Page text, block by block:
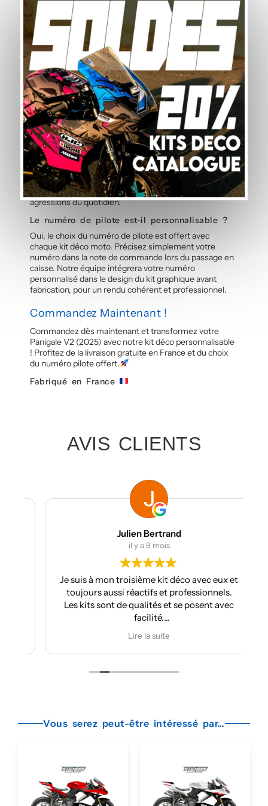
?
Oui, ce kit de stickers moto est livré prédécoupé et prêt
à poser. L’adhésif calandré permet une application sans
bulle et sans eau, même sans expérience préalable de
pose d’autocollants. Une notice détaillée accompagne
chaque kit graphique, et notre guide en ligne vous
accompagne pas à pas. Comptez environ 1h30 à 2h
pour poser l’ensemble du kit déco sur votre moto.
Quelle est la durabilité des stickers face aux
intempéries ?
Le vinyle polymère utilisé pour ce kit déco moto est
spécifiquement conçu pour résister aux UV, à la pluie, à
la chaleur et aux projections de route. Les couleurs
restent fidèles et éclatantes saison après saison, même
après des milliers de kilomètres. La résistance aux
micro-rayures protège également vos autocollants des
agressions du quotidien.
Le numéro de pilote est-il personnalisable ?
Oui, le choix du numéro de pilote est offert avec
chaque kit déco moto. Précisez simplement votre
numéro dans la note de commande lors du passage en
caisse. Notre équipe intégrera votre numéro
personnalisé dans le design du kit graphique avant
fabrication, pour un rendu cohérent et professionnel.
Commandez Maintenant !
Commandez dès maintenant et transformez votre
Panigale V2 (2025) avec notre kit déco personnalisable
! Profitez de la livraison gratuite en France et du choix
du numéro pilote offert.
Fabriqué en France
AVIS CLIENTS
Julien Bertrand
il y a 9 mois
Je suis à mon troisième kit déco avec eux et
toujours aussi réactifs et professionnels.
Les kits sont de qualités et se posent avec
facilité.
Je recommande plus plus!!
Lire la suite
Vous serez peut-être intéressé par…